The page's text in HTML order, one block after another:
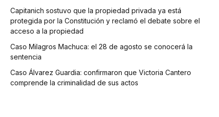
Capitanich sostuvo que la propiedad privada ya está
protegida por la Constitución y reclamó el debate sobre el
acceso a la propiedad
Caso Milagros Machuca: el 28 de agosto se conocerá la
sentencia
Caso Álvarez Guardia: confirmaron que Victoria Cantero
comprende la criminalidad de sus actos